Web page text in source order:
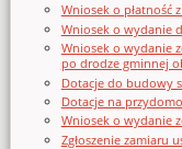
Wniosek o płatność
Wniosek o wydanie
Wniosek o wydanie
po drodze gminnej
Dotacje do budowy
Dotacje na
Wniosek o wydanie
Zgłoszenie zamiaru